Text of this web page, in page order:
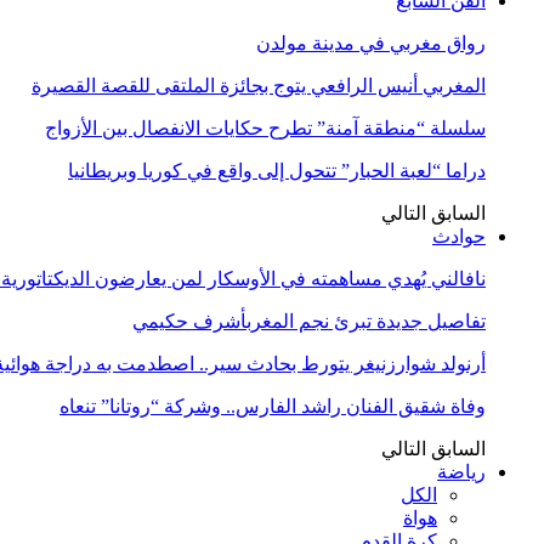
رواق مغربي في مدينة مولدن
المغربي أنيس الرافعي يتوج بجائزة الملتقى للقصة القصيرة
سلسلة “منطقة آمنة” تطرح حكايات الانفصال بين الأزواج
دراما “لعبة الحبار” تتحول إلى واقع في كوريا وبريطانيا
السابق التالي
حوادث
نافالني يُهدي مساهمته في الأوسكار لمن يعارضون
تفاصيل جديدة تبرئ نجم المغربأشرف حكيمي
أرنولد شوارزنيغر يتورط بحادث سير.. اصطدمت به دراجة
وفاة شقيق الفنان راشد الفارس.. وشركة “روتانا” تنعاه
السابق التالي
رياضة
الكل
هواة